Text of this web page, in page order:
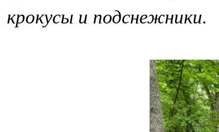
крокусы и подснежники.